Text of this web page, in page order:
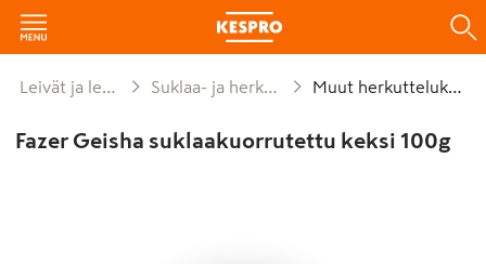
Leivät ja leivonnaiset Suklaa- ja herkuttelukeksit Muut herkuttelukeksit
Fazer Geisha suklaakuorrutettu keksi 100g